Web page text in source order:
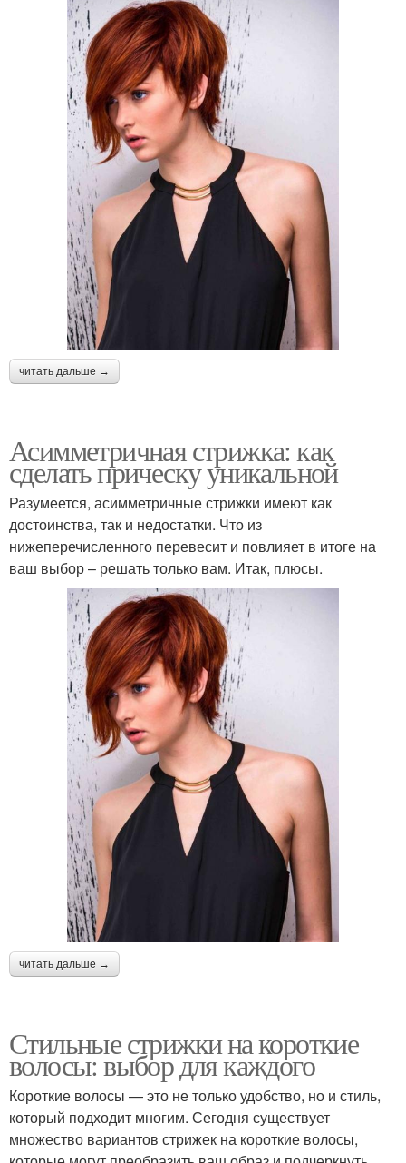
читать дальше →
Асимметричная стрижка: как
сделать прическу уникальной
Разумеется, асимметричные стрижки имеют как
достоинства, так и недостатки. Что из
нижеперечисленного перевесит и повлияет в итоге на
ваш выбор – решать только вам. Итак, плюсы.
читать дальше →
Стильные стрижки на короткие
волосы: выбор для каждого
Короткие волосы — это не только удобство, но и стиль,
который подходит многим. Сегодня существует
множество вариантов стрижек на короткие волосы,